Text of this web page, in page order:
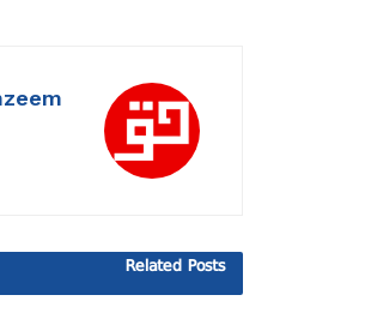
Related Posts